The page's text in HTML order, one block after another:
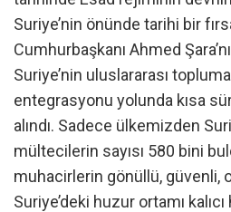
Suriye’nin önünde tarihi bir
Cumhurbaşkanı Ahmed
Suriye’nin uluslararası
entegrasyonu yolunda kısa
alındı. Sadece ülkemizden
mültecilerin sayısı 580 bini
muhacirlerin gönüllü, güvenli,
Suriye’deki huzur ortamı